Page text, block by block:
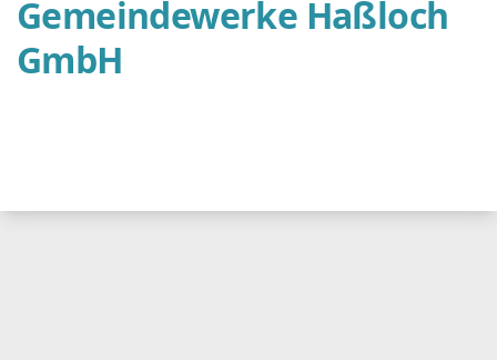
Gemeindewerke Haßloch
GmbH